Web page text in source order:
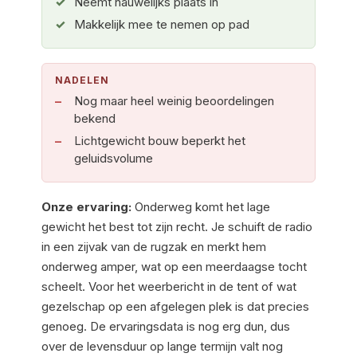
Makkelijk mee te nemen op pad
NADELEN
Nog maar heel weinig beoordelingen
bekend
Lichtgewicht bouw beperkt het
geluidsvolume
Onze ervaring: Onderweg komt het lage
gewicht het best tot zijn recht. Je schuift de radio
in een zijvak van de rugzak en merkt hem
onderweg amper, wat op een meerdaagse tocht
scheelt. Voor het weerbericht in de tent of wat
gezelschap op een afgelegen plek is dat precies
genoeg. De ervaringsdata is nog erg dun, dus
over de levensduur op lange termijn valt nog